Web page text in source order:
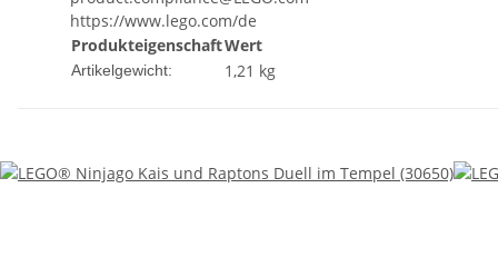
https://www.lego.com/de
ProdukteigenschaftWert
Artikelgewicht: 1,21 kg